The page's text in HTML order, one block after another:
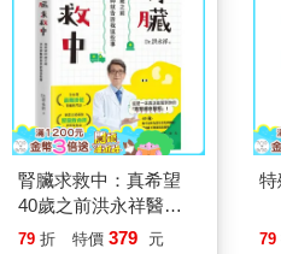
腎臟求救中：真希望
40歲之前洪永祥醫師
就告訴我這些事
79 折 特價 379 元 79